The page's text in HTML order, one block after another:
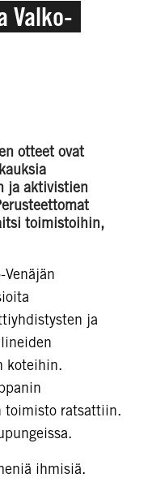
Valko-
otteet ovat
ja aktivistien
toimistoihin,
ja
koteihin.
toimisto ratsattiin.
ihmisiä.